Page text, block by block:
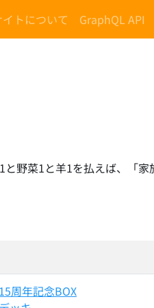
トについて GraphQL API
野菜1と羊1を払えば、「
周年記念BOX